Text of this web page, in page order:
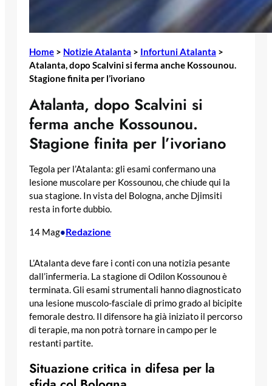
Home > Notizie Atalanta > Infortuni Atalanta >
Atalanta, dopo Scalvini si ferma anche Kossounou.
Stagione finita per l’ivoriano
Atalanta, dopo Scalvini si
ferma anche Kossounou.
Stagione finita per l’ivoriano
Tegola per l’Atalanta: gli esami confermano una
lesione muscolare per Kossounou, che chiude qui la
sua stagione. In vista del Bologna, anche Djimsiti
resta in forte dubbio.
14 Mag•Redazione
L’Atalanta deve fare i conti con una notizia pesante
dall’infermeria. La stagione di Odilon Kossounou è
terminata. Gli esami strumentali hanno diagnosticato
una lesione muscolo-fasciale di primo grado al bicipite
femorale destro. Il difensore ha già iniziato il percorso
di terapie, ma non potrà tornare in campo per le
restanti partite.
Situazione critica in difesa per la